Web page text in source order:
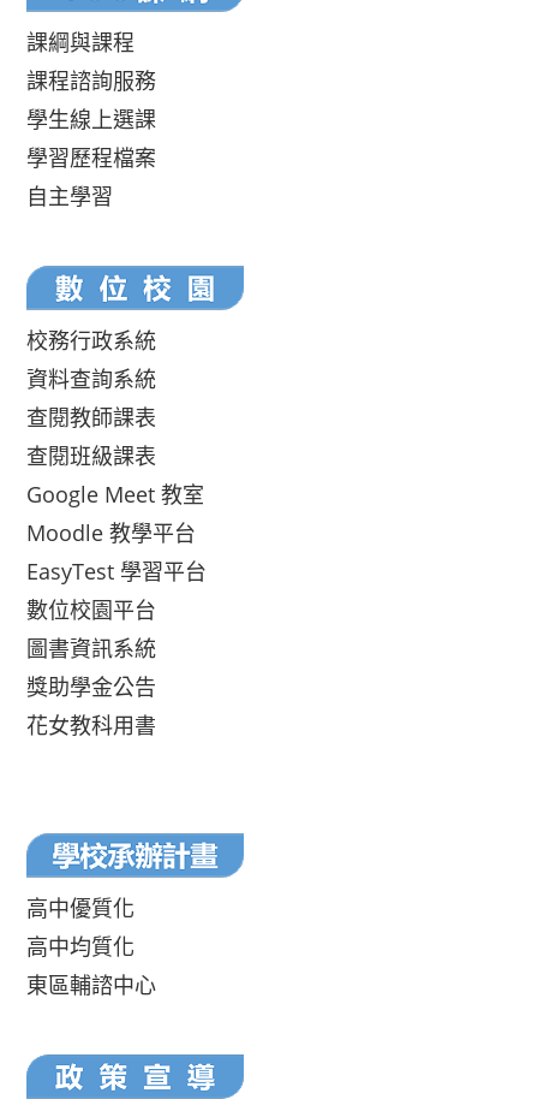
課綱與課程
課程諮詢服務
學生線上選課
學習歷程檔案
自主學習
校務行政系統
資料查詢系統
查閱教師課表
查閱班級課表
Google Meet 教室
Moodle 教學平台
EasyTest 學習平台
數位校園平台
圖書資訊系統
獎助學金公告
花女教科用書
高中優質化
高中均質化
東區輔諮中心